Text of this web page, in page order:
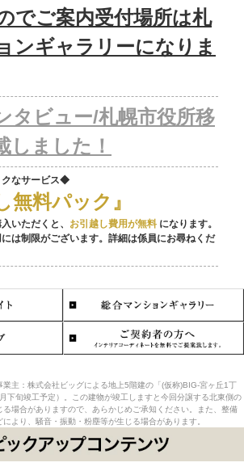
でご案内受付場所は札
ンギャラリーになりま
タビュー/札幌市役所移
しました！
なサービス◆
無料パック』
いただくと、 お引越し費用が無料 になります。
は制限がございます。詳細は係員にお尋ねくだ
主：株式会社ビッグによる地上5階建の「(仮称)BIG-宮ヶ丘1丁
下旬竣工予定）。この建物が竣工しますと今回分譲する北東側の
場合がありますので、あらかじめご承知ください。また、整備
より、騒音・振動・粉塵等が生じる場合があります。